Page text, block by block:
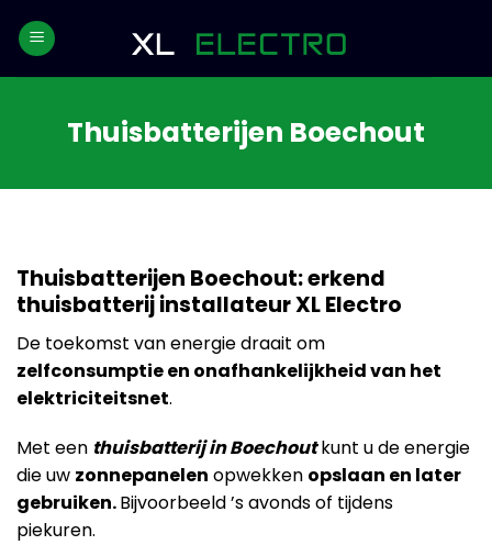
Thuisbatterijen Boechout
Thuisbatterijen Boechout: erkend
thuisbatterij installateur XL Electro
De toekomst van energie draait om
zelfconsumptie en onafhankelijkheid van het
elektriciteitsnet.
Met een thuisbatterij in Boechoutkunt u de energie
die uw zonnepanelen opwekken opslaan en later
gebruiken.Bijvoorbeeld ’s avonds of tijdens
piekuren.